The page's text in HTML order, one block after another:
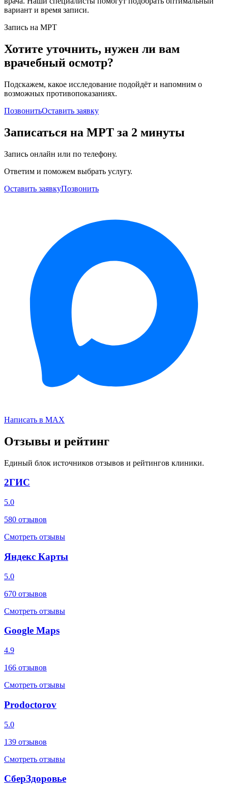
вариант и время записи.
Запись на МРТ
Хотите уточнить, нужен ли вам
врачебный осмотр?
Подскажем, какое исследование подойдёт и напомним о
возможных противопоказаниях.
ПозвонитьОставить заявку
Записаться на МРТ за 2 минуты
Запись онлайн или по телефону.
Ответим и поможем выбрать услугу.
Оставить заявкуПозвонить
Написать в MAX
Отзывы и рейтинг
Единый блок источников отзывов и рейтингов клиники.
2ГИС
5.0
580 отзывов
Смотреть отзывы
Яндекс Карты
5.0
670 отзывов
Смотреть отзывы
Google Maps
4.9
166 отзывов
Смотреть отзывы
Prodoctorov
5.0
139 отзывов
Смотреть отзывы
СберЗдоровье